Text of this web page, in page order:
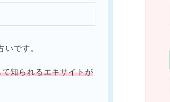
いです。
知られるエキサイトが